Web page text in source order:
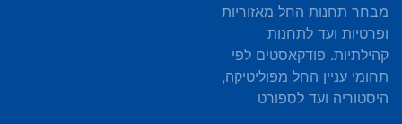
מבחר תחנות החל מאזוריות
ופרטיות ועד לתחנות
קהילתיות. פודקאסטים לפי
תחומי עניין החל מפוליטיקה,
היסטוריה ועד לספורט